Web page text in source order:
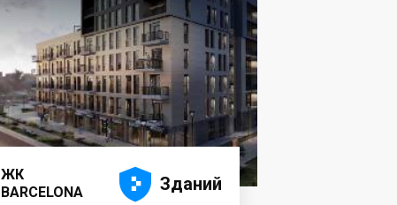
ЖК
BARCELONA




 Зданий